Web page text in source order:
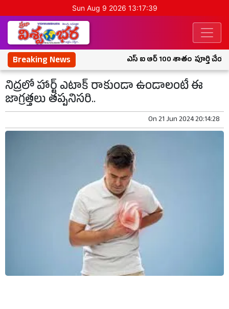
Sun Aug 9 2026 13:17:39
Breaking News ఎస్ ఐ ఆర్ 100 శాతం పూర్తి
నిద్రలో హార్ట్ ఎటాక్ రాకుండా ఉండాలంటే ఈ
జాగ్రత్తలు తప్పనిసరి..
On21 Jun 2024 20:14:28